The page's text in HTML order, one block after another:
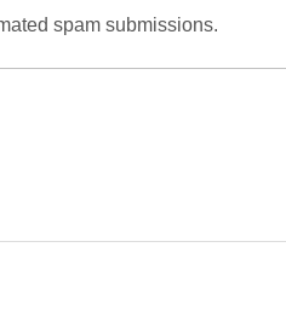
spam submissions.